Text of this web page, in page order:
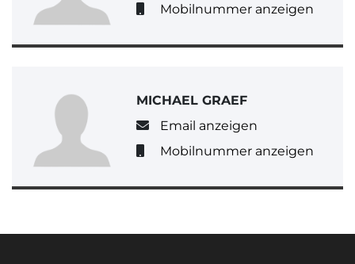
Mobilnummer anzeigen
MICHAEL GRAEF
Email anzeigen
Mobilnummer anzeigen